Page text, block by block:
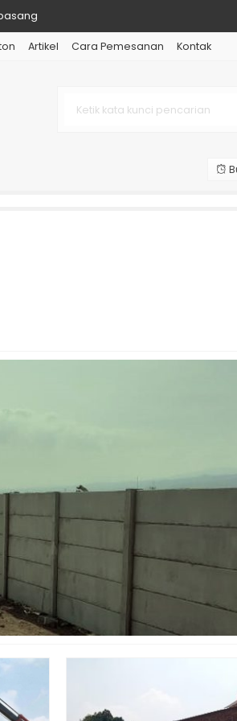
Bet
Jasa
Artikel Cara Pemesanan Kontak